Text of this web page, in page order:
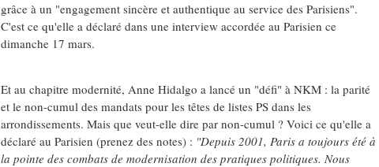
grâce à un "engagement sincère et authentique au service des Parisiens".
C'est ce qu'elle a déclaré dans une interview accordée au Parisien ce
dimanche 17 mars.
Et au chapitre modernité, Anne Hidalgo a lancé un "défi" à NKM : la parité
et le non-cumul des mandats pour les têtes de listes PS dans les
arrondissements. Mais que veut-elle dire par non-cumul ? Voici ce qu'elle a
déclaré au Parisien (prenez des notes) : "Depuis 2001, Paris a toujours été à
la pointe des combats de modernisation des pratiques politiques. Nous